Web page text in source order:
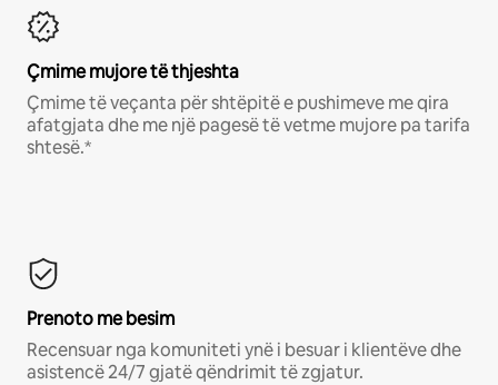
Çmime mujore të thjeshta
Çmime të veçanta për shtëpitë e pushimeve me qira
afatgjata dhe me një pagesë të vetme mujore pa tarifa
shtesë.*
Prenoto me besim
Recensuar nga komuniteti ynë i besuar i klientëve dhe
asistencë 24/7 gjatë qëndrimit të zgjatur.